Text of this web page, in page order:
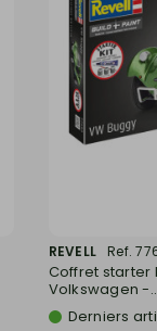
REVELL Ref.
Coffret starter
Volkswagen -
Derniers